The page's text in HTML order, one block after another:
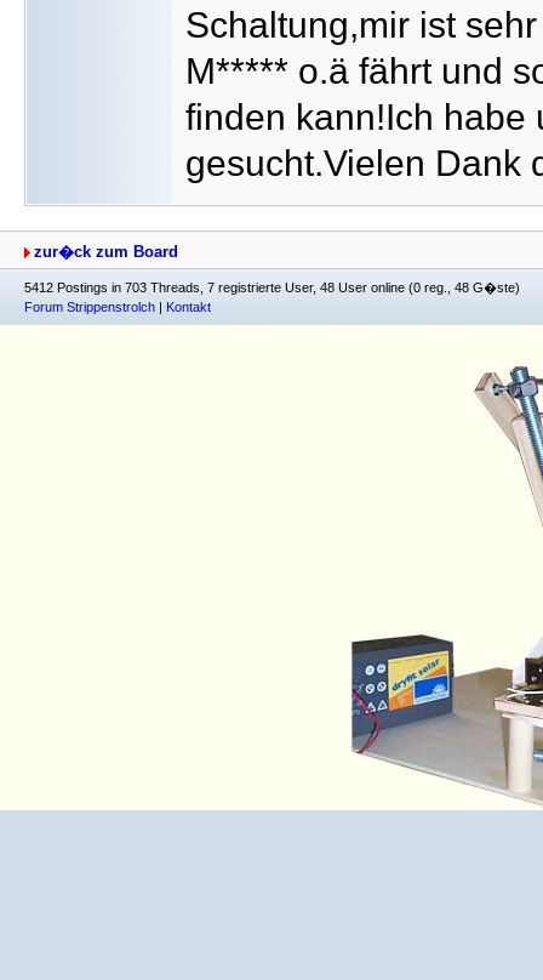
Schaltung,mir ist
M***** o.ä fährt und
finden kann!Ich habe
gesucht.Vielen Dank
zur�ck zum Board
5412 Postings in 703 Threads, 7 registrierte User, 48 User online (0 reg., 48 G�ste)
Forum Strippenstrolch | Kontakt